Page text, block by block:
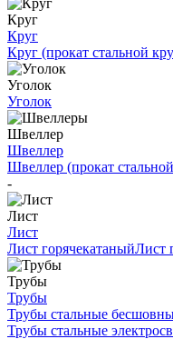
Круг
Круг
Круг (прокат стальной
Уголок
Уголок
Швеллер
Швеллер
Швеллер (прокат
-
Лист
Лист
Лист горячекатаныйЛист
Трубы
Трубы
Трубы стальные
Трубы стальные